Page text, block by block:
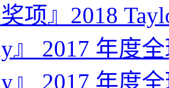
奖项』2018
』 2017 年度
』 2017 年度